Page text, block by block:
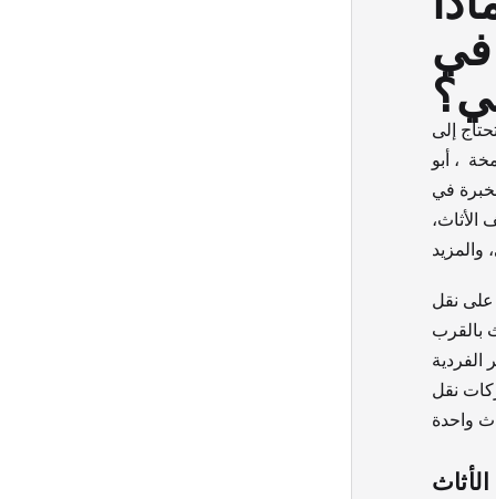
في
إلى
، أبو
في
الأثاث،
نقل
بالقرب
الفردية
نقل